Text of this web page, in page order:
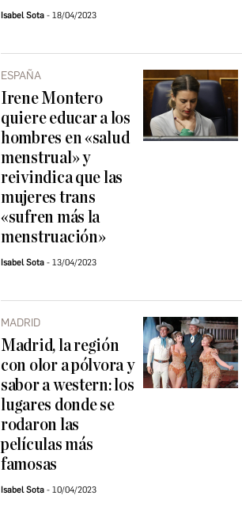
Isabel Sota 18/04/2023
ESPAÑA
Irene Montero
quiere educar a los
hombres en «salud
menstrual» y
reivindica que las
mujeres trans
«sufren más la
menstruación»
Isabel Sota 13/04/2023
MADRID
Madrid, la región
con olor a pólvora y
sabor a western: los
lugares donde se
rodaron las
películas más
famosas
Isabel Sota 10/04/2023